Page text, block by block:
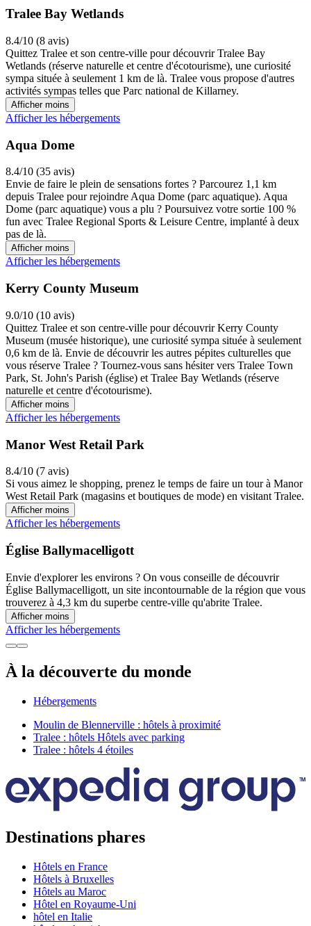
Tralee Bay Wetlands
8.4/10 (8 avis)
Quittez Tralee et son centre-ville pour découvrir Tralee Bay
Wetlands (réserve naturelle et centre d'écotourisme), une curiosité
sympa située à seulement 1 km de là. Tralee vous propose d'autres
activités sympas telles que Parc national de Killarney.
Afficher moins
Afficher les hébergements
Aqua Dome
8.4/10 (35 avis)
Envie de faire le plein de sensations fortes ? Parcourez 1,1 km
depuis Tralee pour rejoindre Aqua Dome (parc aquatique). Aqua
Dome (parc aquatique) vous a plu ? Poursuivez votre sortie 100 %
fun avec Tralee Regional Sports & Leisure Centre, implanté à deux
pas de là.
Afficher moins
Afficher les hébergements
Kerry County Museum
9.0/10 (10 avis)
Quittez Tralee et son centre-ville pour découvrir Kerry County
Museum (musée historique), une curiosité sympa située à seulement
0,6 km de là. Envie de découvrir les autres pépites culturelles que
vous réserve Tralee ? Tournez-vous sans hésiter vers Tralee Town
Park, St. John's Parish (église) et Tralee Bay Wetlands (réserve
naturelle et centre d'écotourisme).
Afficher moins
Afficher les hébergements
Manor West Retail Park
8.4/10 (7 avis)
Si vous aimez le shopping, prenez le temps de faire un tour à Manor
West Retail Park (magasins et boutiques de mode) en visitant Tralee.
Afficher moins
Afficher les hébergements
Église Ballymacelligott
Envie d'explorer les environs ? On vous conseille de découvrir
Église Ballymacelligott, un site incontournable de la région que vous
trouverez à 4,3 km du superbe centre-ville qu'abrite Tralee.
Afficher moins
Afficher les hébergements
À la découverte du monde
Hébergements
Moulin de Blennerville : hôtels à proximité
Tralee : hôtels Hôtels avec parking
Tralee : hôtels 4 étoiles
Destinations phares
Hôtels en France
Hôtels à Bruxelles
Hôtels au Maroc
Hôtel en Royaume-Uni
hôtel en Italie